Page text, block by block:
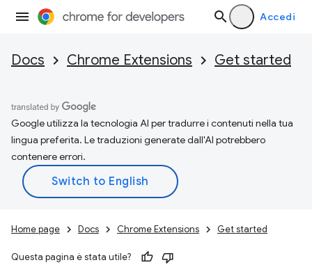
Accedi
Docs Chrome Extensions Get started
Google utilizza la tecnologia AI per tradurre i contenuti nella tua
lingua preferita. Le traduzioni generate dall'AI potrebbero
contenere errori.
Home page Docs Chrome Extensions Get started
Questa pagina è stata utile?